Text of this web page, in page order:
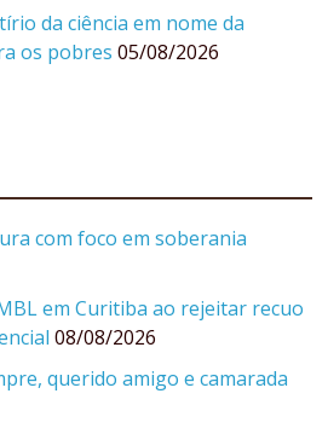
da ciência em nome da
os pobres 05/08/2026
com foco em soberania
em Curitiba ao rejeitar recuo
08/08/2026
querido amigo e camarada